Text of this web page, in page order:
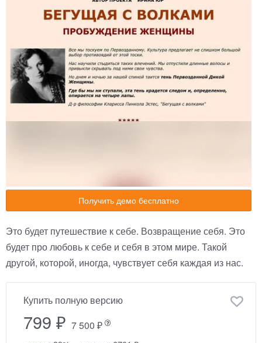
Получить демо бесплатно
Это будет путешествие к себе. Возвращение себя. Это
будет про любовь к себе и себя в этом мире. Такой
другой, которой, иногда, чувствует себя каждая из нас.
Купить полную версию
799 ₽ 7 500 ₽